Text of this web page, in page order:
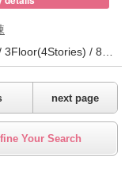
next page
Your Search